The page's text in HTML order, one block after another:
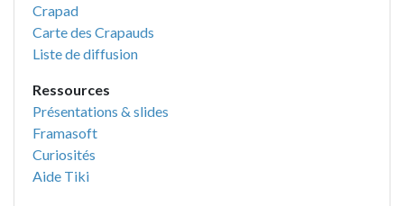
Crapad
Carte des Crapauds
Liste de diffusion
Ressources
Présentations & slides
Framasoft
Curiosités
Aide Tiki